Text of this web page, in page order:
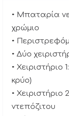
• Μπαταρία
χρώμιο
•
• Δύο
•
κρύο)
•
ντεπόζιτου